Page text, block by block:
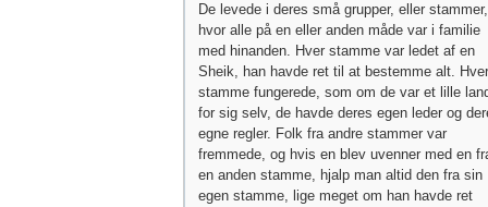
De levede i deres små grupper, eller stammer,
hvor alle på en eller anden måde var i familie
med hinanden. Hver stamme var ledet af en
Sheik, han havde ret til at bestemme alt. Hver
stamme fungerede, som om de var et lille
for sig selv, de havde deres egen leder og
egne regler. Folk fra andre stammer var
fremmede, og hvis en blev uvenner med en
en anden stamme, hjalp man altid den fra sin
egen stamme, lige meget om han havde ret